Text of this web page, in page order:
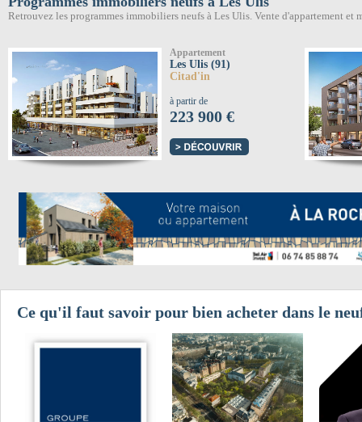
Retrouvez les programmes immobiliers neufs à Les Ulis. Vente d'appartement
Appartement
Les Ulis (91)
Citad'in
à partir de
223 900 €
Ce qu'il faut savoir pour bien acheter dans le